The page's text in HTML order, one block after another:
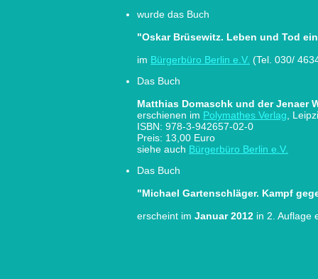
wurde das Buch
"Oskar Brüsewitz. Leben und Tod
im Bürgerbüro Berlin e.V. (Tel. 030/
Das Buch
Matthias Domaschk und der Jenaer
erschienen im Polymathes Verlag,
ISBN: 978-3-942657-02-0
Preis: 13,00 Euro
siehe auch Bürgerbüro Berlin e.V.
Das Buch
"Michael Gartenschläger. Kampf
erscheint im Januar 2012 in 2. Auflage